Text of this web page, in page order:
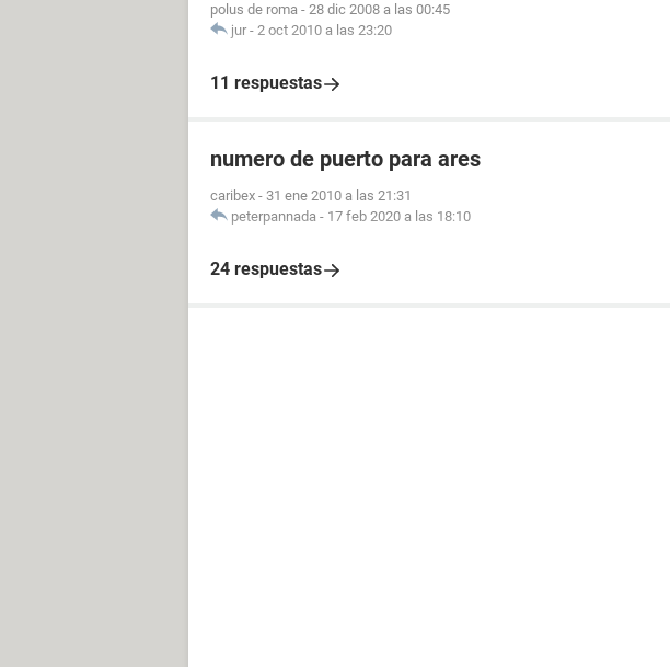
polus de roma - 28 dic 2008 a las 00:45
jur - 2 oct 2010 a las 23:20
11 respuestas
numero de puerto para ares
caribex - 31 ene 2010 a las 21:31
peterpannada - 17 feb 2020 a las 18:10
24 respuestas